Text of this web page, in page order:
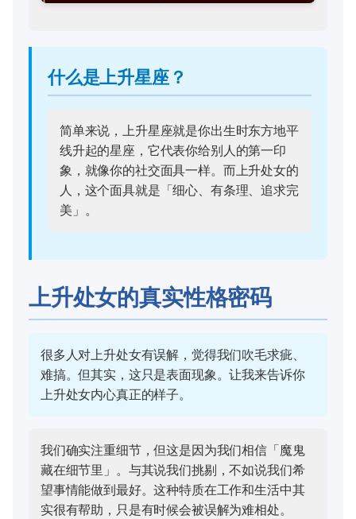
什么是上升星座？
简单来说，上升星座就是你出生时东方地平
线升起的星座，它代表你给别人的第一印
象，就像你的社交面具一样。而上升处女的
人，这个面具就是「细心、有条理、追求完
美」。
上升处女的真实性格密码
很多人对上升处女有误解，觉得我们吹毛求疵、
难搞。但其实，这只是表面现象。让我来告诉你
上升处女内心真正的样子。
我们确实注重细节，但这是因为我们相信「魔鬼
藏在细节里」。与其说我们挑剔，不如说我们希
望事情能做到最好。这种特质在工作和生活中其
实很有帮助，只是有时候会被误解为难相处。